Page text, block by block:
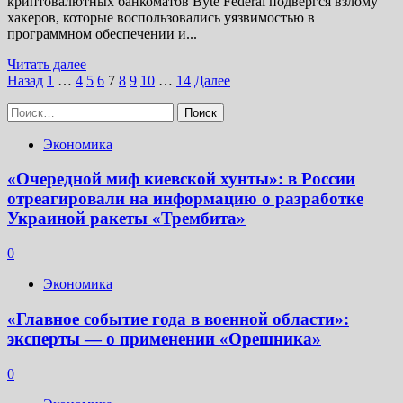
хакеров, которые воспользовались уязвимостью в
программном обеспечении и...
Читать далееПрочитать
больше
криптоматов
Federal
украли
данные
58
Пагинация
записей
Назад 1 … 4 5 6 7 8 9 10 … 14 Далее
Найти:
Экономика
«Очередной миф киевской хунты»: в России
отреагировали на информацию о разработке
Украиной ракеты «Трембита»
0
Экономика
«Главное событие года в военной области»:
эксперты — о применении «Орешника»
0